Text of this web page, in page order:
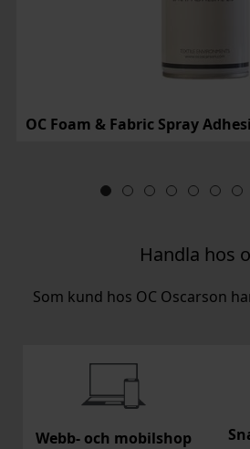
OC Foam & Fabric Spray
Handla hos
Som kund hos OC Oscarson
Webb- och mobilshop